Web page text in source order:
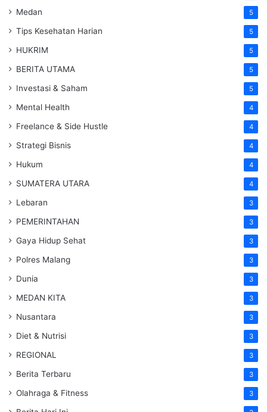
Medan 5
Tips Kesehatan Harian 5
HUKRIM 5
BERITA UTAMA 5
Investasi & Saham 5
Mental Health 4
Freelance & Side Hustle 4
Strategi Bisnis 4
Hukum 4
SUMATERA UTARA 4
Lebaran 3
PEMERINTAHAN 3
Gaya Hidup Sehat 3
Polres Malang 3
Dunia 3
MEDAN KITA 3
Nusantara 3
Diet & Nutrisi 3
REGIONAL 3
Berita Terbaru 3
Olahraga & Fitness 3